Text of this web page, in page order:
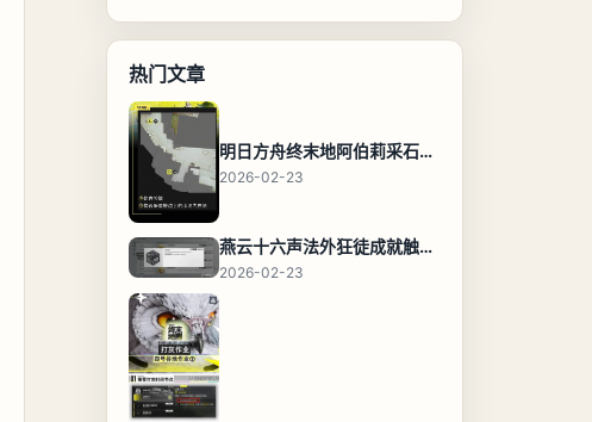
热门文章
明日方舟终末地阿伯莉采石场宝箱全收集攻略，全点位分布图与路线
2026-02-23
燕云十六声法外狂徒成就触发条件与通关攻略
2026-02-23